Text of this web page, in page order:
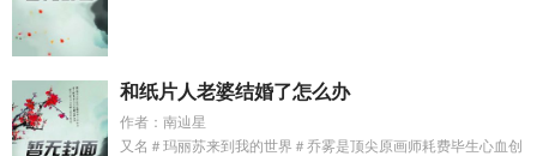
和纸片人老婆结婚了怎么办
作者：南辿星
又名＃玛丽苏来到我的世界＃乔雾是顶尖原画师耗费毕生心血创